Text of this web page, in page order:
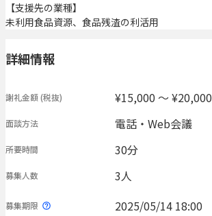
【支援先の業種】
未利用食品資源、食品残渣の利活用
詳細情報
謝礼金額(税抜) ¥15,000 〜 ¥20,000
面談方法 電話・Web会議
所要時間 30分
募集人数 3人
募集期限 2025/05/14 18:00